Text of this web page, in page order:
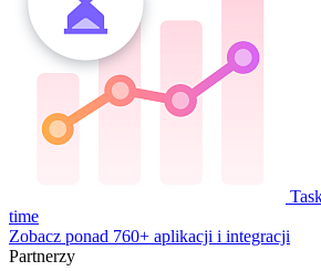
time
Zobacz ponad 760+ aplikacji i integracji
Partnerzy